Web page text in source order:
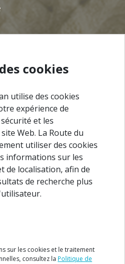
app:
S’ABONNER
cookies
utilise des cookies
expérience de
et les
Web. La Route du
utiliser des cookies
informations sur les
de localisation, afin de
de recherche plus
sur les cookies et le traitement
consultez la Politique de